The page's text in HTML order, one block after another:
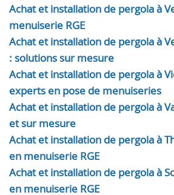
Achat et installation de pergola à
menuiserie RGE
Achat et installation de pergola à
: solutions sur mesure
Achat et installation de pergola à
experts en pose de menuiseries
Achat et installation de pergola à
et sur mesure
Achat et installation de pergola à
en menuiserie RGE
Achat et installation de pergola à
en menuiserie RGE